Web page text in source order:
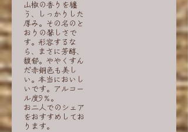
山椒の香りを纏
う、しっかりした
厚み。その名のと
おりの馨しさで
す。形容するな
ら、まさに芳醇、
馥郁。ややくすん
だ赤銅色も美し
い。本当においし
いです。アルコー
ル度9％。
お二人でのシェア
をおすすめしてお
ります。